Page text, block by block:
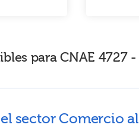
para CNAE
sector Comercio